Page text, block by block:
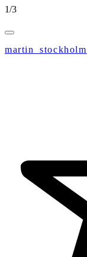
1/3
martin_stockholm